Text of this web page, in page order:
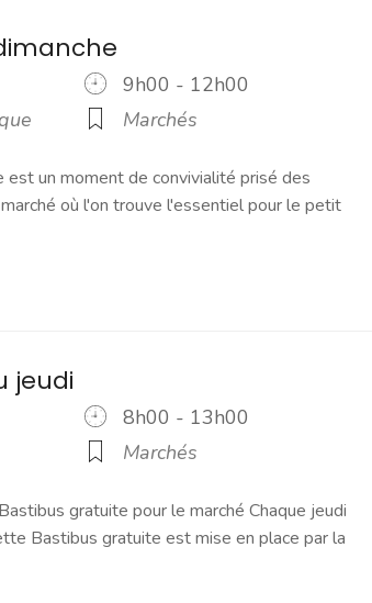
9h00 - 12h00
Marchés
est un moment de convivialité prisé des
où l'on trouve l'essentiel pour le petit
jeudi
8h00 - 13h00
Marchés
gratuite pour le marché Chaque jeudi
Bastibus gratuite est mise en place par la